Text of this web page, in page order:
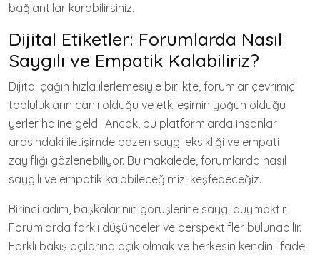
bağlantılar kurabilirsiniz.
Dijital Etiketler: Forumlarda Nasıl
Saygılı ve Empatik Kalabiliriz?
Dijital çağın hızla ilerlemesiyle birlikte, forumlar çevrimiçi
toplulukların canlı olduğu ve etkileşimin yoğun olduğu
yerler haline geldi. Ancak, bu platformlarda insanlar
arasındaki iletişimde bazen saygı eksikliği ve empati
zayıflığı gözlenebiliyor. Bu makalede, forumlarda nasıl
saygılı ve empatik kalabileceğimizi keşfedeceğiz.
Birinci adım, başkalarının görüşlerine saygı duymaktır.
Forumlarda farklı düşünceler ve perspektifler bulunabilir.
Farklı bakış açılarına açık olmak ve herkesin kendini ifade